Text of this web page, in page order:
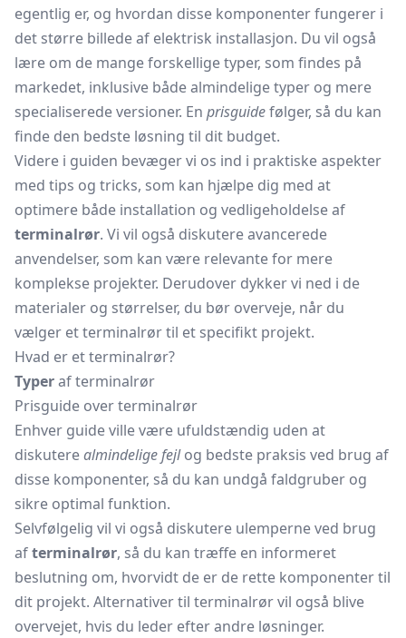
egentlig er, og hvordan disse komponenter fungerer i
det større billede af elektrisk installasjon. Du vil også
lære om de mange forskellige typer, som findes på
markedet, inklusive både almindelige typer og mere
specialiserede versioner. En prisguidefølger, så du kan
finde den bedste løsning til dit budget.
Videre i guiden bevæger vi os ind i praktiske aspekter
med tips og tricks, som kan hjælpe dig med at
optimere både installation og vedligeholdelse af
terminalrør. Vi vil også diskutere avancerede
anvendelser, som kan være relevante for mere
komplekse projekter. Derudover dykker vi ned i de
materialer og størrelser, du bør overveje, når du
vælger et terminalrør til et specifikt projekt.
Hvad er et terminalrør?
Typeraf terminalrør
Prisguide over terminalrør
Enhver guide ville være ufuldstændig uden at
diskuterealmindelige fejlog bedste praksis ved brug af
disse komponenter, så du kan undgå faldgruber og
sikre optimal funktion.
Selvfølgelig vil vi også diskutere ulemperne ved brug
afterminalrør, så du kan træffe en informeret
beslutning om, hvorvidt de er de rette komponenter til
dit projekt. Alternativer til terminalrør vil også blive
overvejet, hvis du leder efter andre løsninger.